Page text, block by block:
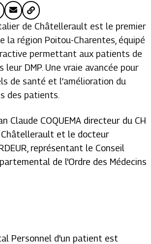
de Châtellerault est le premier
la région Poitou-Charentes, équipé
permettant aux patients de
leur DMP. Une vraie avancée pour
de santé et l’amélioration du
des patients.
Claude COQUEMA directeur du CH
Châtellerault et le docteur
représentant le Conseil
de l'Ordre des Médecins
Personnel d'un patient est